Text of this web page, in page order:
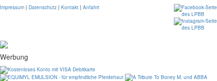
Impressum | Datenschutz | Kontakt | Anfahrt
Werbung